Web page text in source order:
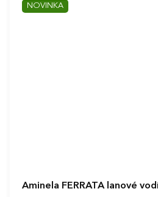
NOVINKA
Aminela FERRATA lanové